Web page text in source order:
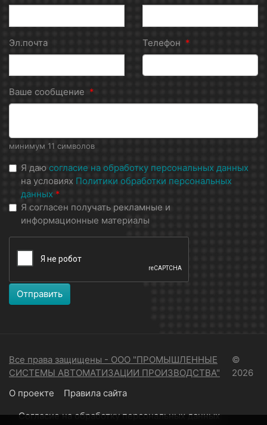
Эл.почта Телефон *
Ваше сообщение *
минимум 11 символов
Я даю согласие на обработку персональных данных
на условиях Политики обработки персональных
данных *
Я согласен получать рекламные и
информационные материалы
Отправить
Все права защищены - ООО "ПРОМЫШЛЕННЫЕ
СИСТЕМЫ АВТОМАТИЗАЦИИ ПРОИЗВОДСТВА"
©
2026
О проекте
Правила сайта
Согласие на обработку персональных данных